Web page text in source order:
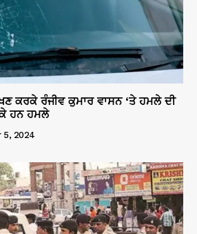
ਕਰਕੇ ਰੰਜੀਵ ਕੁਮਾਰ ਵਾਸਨ ‘ਤੇ ਹਮਲੇ ਦੀ
ਹਨ ਹਮਲੇ
5, 2024